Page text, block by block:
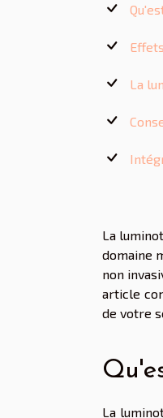
La
La
domaine
non
article
de votre
La